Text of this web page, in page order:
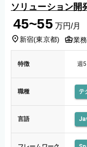
ソリューション開
45~55 万円/月
新宿(東京都) 業
特徴 週
職種 テ
言語